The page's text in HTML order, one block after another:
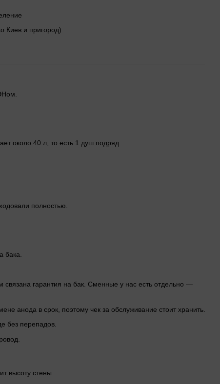
Киев и пригород)
около 40 л, то есть 1 душ подряд.
полностью.
бака.
гарантия на бак. Сменные у нас есть отдельно —
анода в срок, поэтому чек за обслуживание стоит хранить.
без перепадов.
высоту стены.